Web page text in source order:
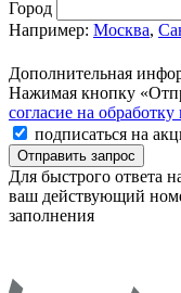
Город
Например: Москва,
Дополнительная
Нажимая кнопку
согласие на
подписаться на
Отправить запрос
Для быстрого ответа
ваш действующий
заполнения